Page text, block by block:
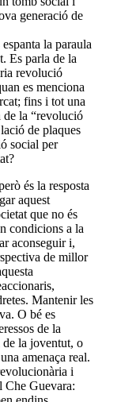
generació de
la paraula
Es parla de la
revolució
es menciona
fins i tot una
de la “revolució
de plaques
social per
és la resposta
aquest
que no és
condicions a la
aconseguir i,
de millor
Mantenir les
O bé es
de la
la joventut, o
amenaça real.
i
Che Guevara: